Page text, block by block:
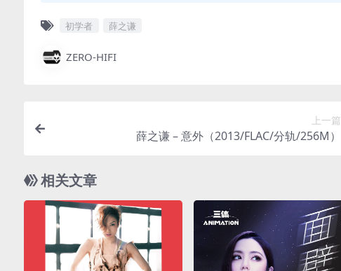
初学者 薛之谦
ZERO-HIFI
上一篇
薛之谦 – 意外（2013/FLAC/分轨/256M）
相关文章